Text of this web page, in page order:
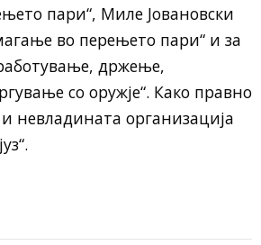
пари“, Миле Јовановски
во перењето пари“ и за
држење,
со оружје“. Како правно
невладината организација